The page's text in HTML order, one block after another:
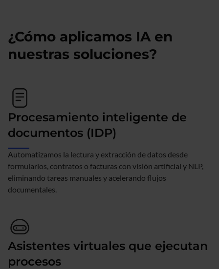
¿Cómo aplicamos IA en
nuestras soluciones?
Procesamiento inteligente de
documentos (IDP)
Automatizamos la lectura y extracción de datos desde
formularios, contratos o facturas con visión artificial y NLP,
eliminando tareas manuales y acelerando flujos
documentales.
Asistentes virtuales que ejecutan
procesos